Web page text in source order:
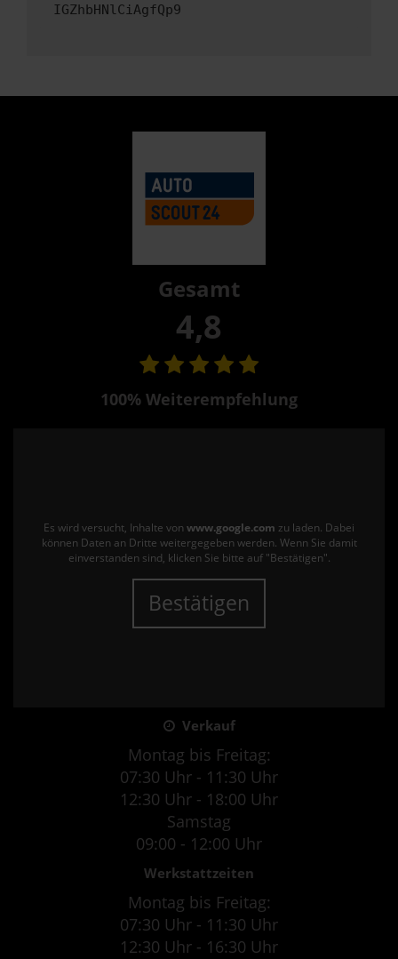
IGZhbHNlCiAgfQp9
Gesamt
4,8
100% Weiterempfehlung
Es wird versucht, Inhalte von www.google.com zu laden. Dabei
können Daten an Dritte weitergegeben werden. Wenn Sie damit
einverstanden sind, klicken Sie bitte auf "Bestätigen".
Bestätigen
Verkauf
Montag bis Freitag:
07:30 Uhr - 11:30 Uhr
12:30 Uhr - 18:00 Uhr
Samstag
09:00 - 12:00 Uhr
Werkstattzeiten
Montag bis Freitag:
07:30 Uhr - 11:30 Uhr
12:30 Uhr - 16:30 Uhr